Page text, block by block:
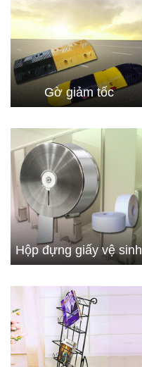
Gờ giảm tốc
Hộp đựng giấy vệ sinh